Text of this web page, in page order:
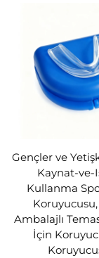
konusu
sunmaya
sınıf EVA
tam koruma
sunar.
ürünler,
sizin
koruma
çözüm
Sizin için
Sizin için diş
Gençler ve
Kaynat-ve-
Kullanma
Ambalajlı
İçin